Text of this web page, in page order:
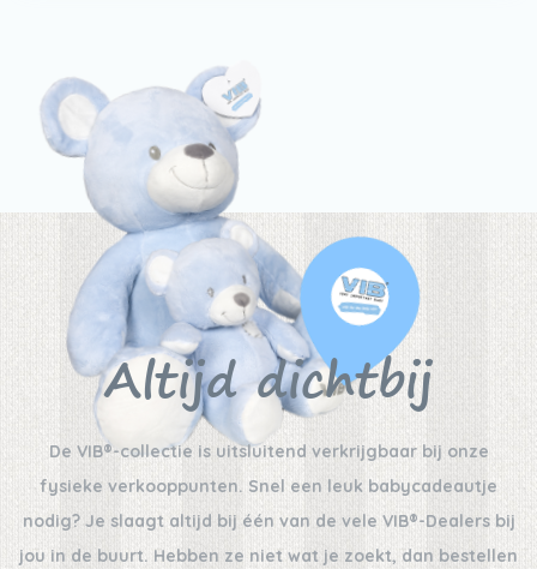
Altijd dichtbij
De VIB®-collectie is uitsluitend verkrijgbaar bij onze
fysieke verkooppunten. Snel een leuk babycadeautje
nodig? Je slaagt altijd bij één van de vele VIB®-Dealers bij
jou in de buurt. Hebben ze niet wat je zoekt, dan bestellen